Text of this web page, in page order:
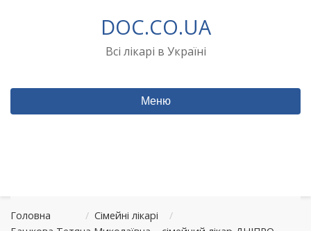
DOC.CO.UA
Всі лікарі в Україні
Меню
Головна / Сімейні лікарі
/